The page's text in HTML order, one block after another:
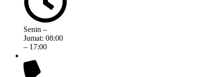
Senin –
Jumat: 08:00
– 17:00